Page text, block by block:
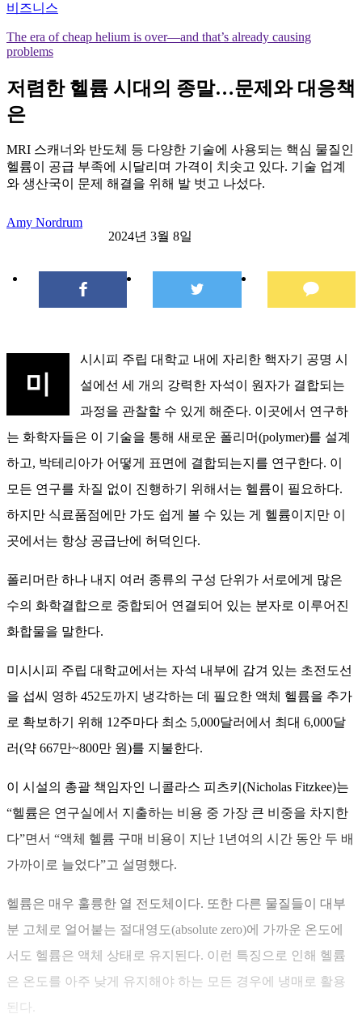
비즈니스
The era of cheap helium is over—and that’s already causing
problems
저렴한 헬륨 시대의 종말…문제와 대응책
은
MRI 스캐너와 반도체 등 다양한 기술에 사용되는 핵심 물질인
헬륨이 공급 부족에 시달리며 가격이 치솟고 있다. 기술 업계
와 생산국이 문제 해결을 위해 발 벗고 나섰다.
Amy Nordrum
2024년 3월 8일
미
시시피 주립 대학교 내에 자리한 핵자기 공명 시
설에선 세 개의 강력한 자석이 원자가 결합되는
과정을 관찰할 수 있게 해준다. 이곳에서 연구하
는 화학자들은 이 기술을 통해 새로운 폴리머(polymer)를 설계
하고, 박테리아가 어떻게 표면에 결합되는지를 연구한다. 이
모든 연구를 차질 없이 진행하기 위해서는 헬륨이 필요하다.
하지만 식료품점에만 가도 쉽게 볼 수 있는 게 헬륨이지만 이
곳에서는 항상 공급난에 허덕인다.
폴리머란 하나 내지 여러 종류의 구성 단위가 서로에게 많은
수의 화학결합으로 중합되어 연결되어 있는 분자로 이루어진
화합물을 말한다.
미시시피 주립 대학교에서는 자석 내부에 감겨 있는 초전도선
을 섭씨 영하 452도까지 냉각하는 데 필요한 액체 헬륨을 추가
로 확보하기 위해 12주마다 최소 5,000달러에서 최대 6,000달
러(약 667만~800만 원)를 지불한다.
이 시설의 총괄 책임자인 니콜라스 피츠키(Nicholas Fitzkee)는
“헬륨은 연구실에서 지출하는 비용 중 가장 큰 비중을 차지한
다”면서 “액체 헬륨 구매 비용이 지난 1년여의 시간 동안 두 배
가까이로 늘었다”고 설명했다.
헬륨은 매우 훌륭한 열 전도체이다. 또한 다른 물질들이 대부
분 고체로 얼어붙는 절대영도(absolute zero)에 가까운 온도에
서도 헬륨은 액체 상태로 유지된다. 이런 특징으로 인해 헬륨
은 온도를 아주 낮게 유지해야 하는 모든 경우에 냉매로 활용
된다.